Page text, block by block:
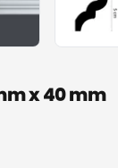
x 40 mm